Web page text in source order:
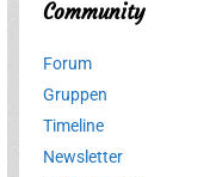
Community
Forum
Gruppen
Timeline
Newsletter